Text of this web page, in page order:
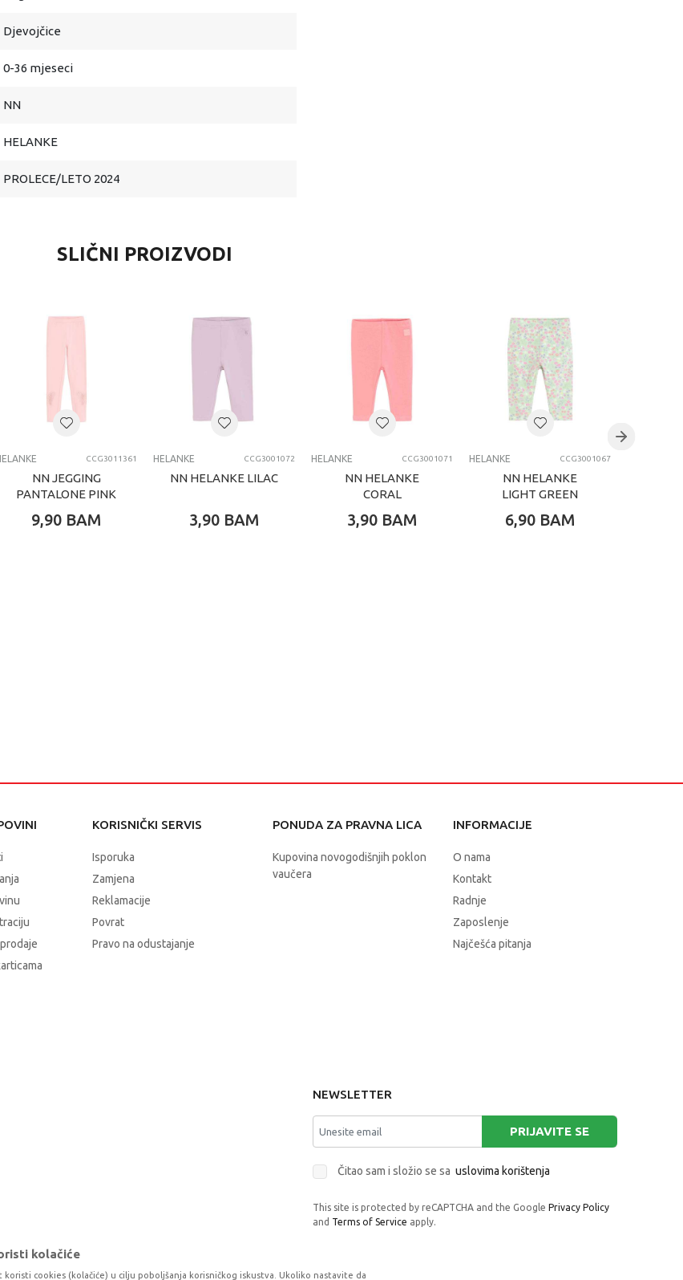
Djevojčice
0-36 mjeseci
NN
HELANKE
PROLECE/LETO 2024
SLIČNI PROIZVODI
CCG3011361
NN JEGGING
PANTALONE PINK
9,90 BAM
HELANKE CCG3001072
NN HELANKE LILAC
3,90 BAM
HELANKE CCG3001071
NN HELANKE
CORAL
3,90 BAM
HELANKE CCG3001067
NN HELANKE
LIGHT GREEN
6,90 BAM
KORISNIČKI SERVIS
Isporuka
Zamjena
Reklamacije
Povrat
Pravo na odustajanje
PONUDA ZA PRAVNA LICA
Kupovina novogodišnjih poklon
vaučera
INFORMACIJE
O nama
Kontakt
Radnje
Zaposlenje
Najčešća pitanja
NEWSLETTER
PRIJAVITE SE
Čitao sam i složio se sa uslovima korištenja
This site is protected by reCAPTCHA and the Google Privacy Policy
and Terms of Service apply.
kolačiće
koristi cookies (kolačiće) u cilju poboljšanja korisničkog iskustva. Ukoliko nastavite da